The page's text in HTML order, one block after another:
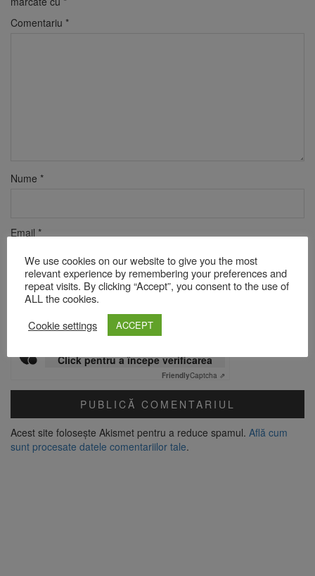
Comentariu *
Nume *
Email *
Site web
Click pentru a începe verificarea
FriendlyCaptcha ⇗
Acest site folosește Akismet pentru a reduce spamul. Află cum
sunt procesate datele comentariilor tale.
We use cookies on our website to give you the most
relevant experience by remembering your preferences and
repeat visits. By clicking “Accept”, you consent to the use of
ALL the cookies.
Cookie settings
ACCEPT